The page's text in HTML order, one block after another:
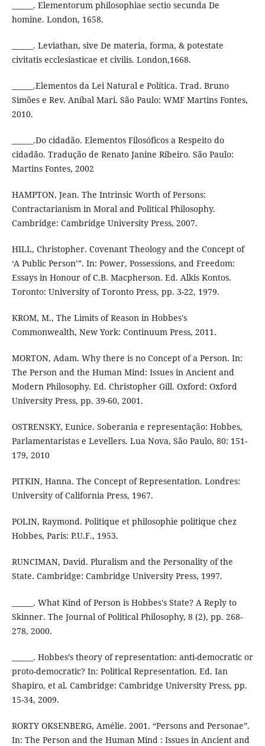
______. Elementorum philosophiae sectio secunda De
homine. London, 1658.
______. Leviathan, sive De materia, forma, & potestate
civitatis ecclesiasticae et civilis. London,1668.
______.Elementos da Lei Natural e Política. Trad. Bruno
Simões e Rev. Aníbal Mari. São Paulo: WMF Martins Fontes,
2010.
______.Do cidadão. Elementos Filosóficos a Respeito do
cidadão. Tradução de Renato Janine Ribeiro. São Paulo:
Martins Fontes, 2002
HAMPTON, Jean. The Intrinsic Worth of Persons:
Contractarianism in Moral and Political Philosophy.
Cambridge: Cambridge University Press, 2007.
HILL, Christopher. Covenant Theology and the Concept of
‘A Public Person’”. In: Power, Possessions, and Freedom:
Essays in Honour of C.B. Macpherson. Ed. Alkis Kontos.
Toronto: University of Toronto Press, pp. 3-22, 1979.
KROM, M., The Limits of Reason in Hobbes's
Commonwealth, New York: Continuum Press, 2011.
MORTON, Adam. Why there is no Concept of a Person. In:
The Person and the Human Mind: Issues in Ancient and
Modern Philosophy. Ed. Christopher Gill. Oxford: Oxford
University Press, pp. 39-60, 2001.
OSTRENSKY, Eunice. Soberania e representação: Hobbes,
Parlamentaristas e Levellers. Lua Nova, São Paulo, 80: 151-
179, 2010
PITKIN, Hanna. The Concept of Representation. Londres:
University of California Press, 1967.
POLIN, Raymond. Politique et philosophie politique chez
Hobbes, Paris: P.U.F., 1953.
RUNCIMAN, David. Pluralism and the Personality of the
State. Cambridge: Cambridge University Press, 1997.
______. What Kind of Person is Hobbes's State? A Reply to
Skinner. The Journal of Political Philosophy, 8 (2), pp. 268-
278, 2000.
______. Hobbes’s theory of representation: anti-democratic or
proto-democratic? In: Political Representation. Ed. Ian
Shapiro, et al. Cambridge: Cambridge University Press, pp.
15-34, 2009.
RORTY OKSENBERG, Amélie. 2001. “Persons and Personae”.
In: The Person and the Human Mind : Issues in Ancient and